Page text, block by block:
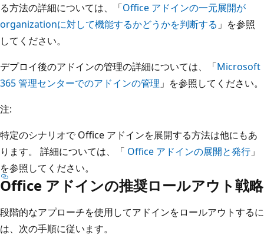
る方法の詳細については、「Office アドインの一元展開が
organizationに対して機能するかどうかを判断する 」を参照
してください。
デプロイ後のアドインの管理の詳細については、「Microsoft
365 管理センターでのアドインの管理 」を参照してください。
注:
特定のシナリオで Office アドインを展開する方法は他にもあ
ります。 詳細については、「 Office アドインの展開と発行 」
を参照してください。
Office アドインの推奨ロールアウト戦略
段階的なアプローチを使用してアドインをロールアウトするに
は、次の手順に従います。